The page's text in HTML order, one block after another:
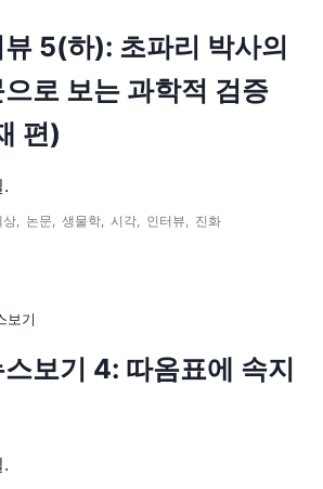
5(하): 초파리 박사의
로 보는 과학적 검증
편)
상, 논문, 생물학, 시각, 인터뷰, 진화
보기
보기 4: 따옴표에 속지